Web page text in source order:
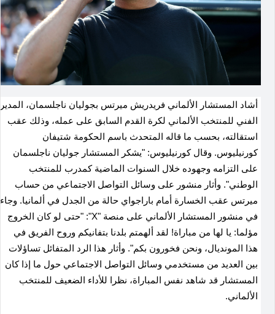
أشاد المستشار الألماني فريدريش ميرتس بجوليان ناجلسمان، المدير
الفني للمنتخب الألماني لكرة القدم السابق على عمله، وذلك عقب
استقالته، بحسب ما قاله المتحدث باسم الحكومة شتيفان
كورنيليوس. وقال كورنيليوس: "يشكر المستشار جوليان ناجلسمان
على التزامه وجهوده خلال السنوات الماضية كمدرب للمنتخب
الوطني". وأثار منشور على وسائل التواصل الاجتماعي من حساب
ميرتس عقب الخسارة أمام باراجواي حالة من الجدل في ألمانيا. وجاء
في منشور المستشار الألماني على منصة "X": "حتى لو كان الخروج
مؤلما: يا لها من مباراة! لقد ألهمتم بلدنا بتفانيكم وروح الفريق في
هذا المونديال، ونحن فخورون بكم". وأثار هذا الرد المتفائل تساؤلات
بين العديد من مستخدمي وسائل التواصل الاجتماعي حول ما إذا كان
المستشار قد شاهد نفس المباراة، نظرا للأداء الضعيف للمنتخب
الألماني.